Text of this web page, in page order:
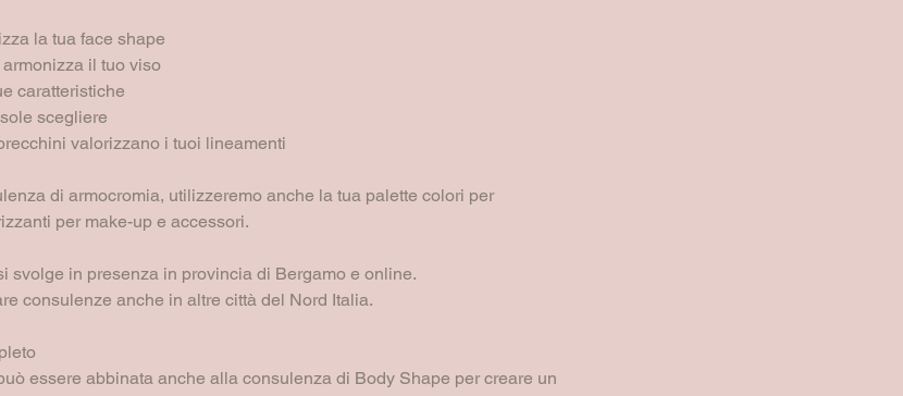
la tua face shape
il tuo viso
caratteristiche
scegliere
valorizzano i tuoi lineamenti
di armocromia, utilizzeremo anche la tua palette colori per
per make-up e accessori.
svolge in presenza in provincia di Bergamo e online.
consulenze anche in altre città del Nord Italia.
essere abbinata anche alla consulenza di Body Shape per creare un